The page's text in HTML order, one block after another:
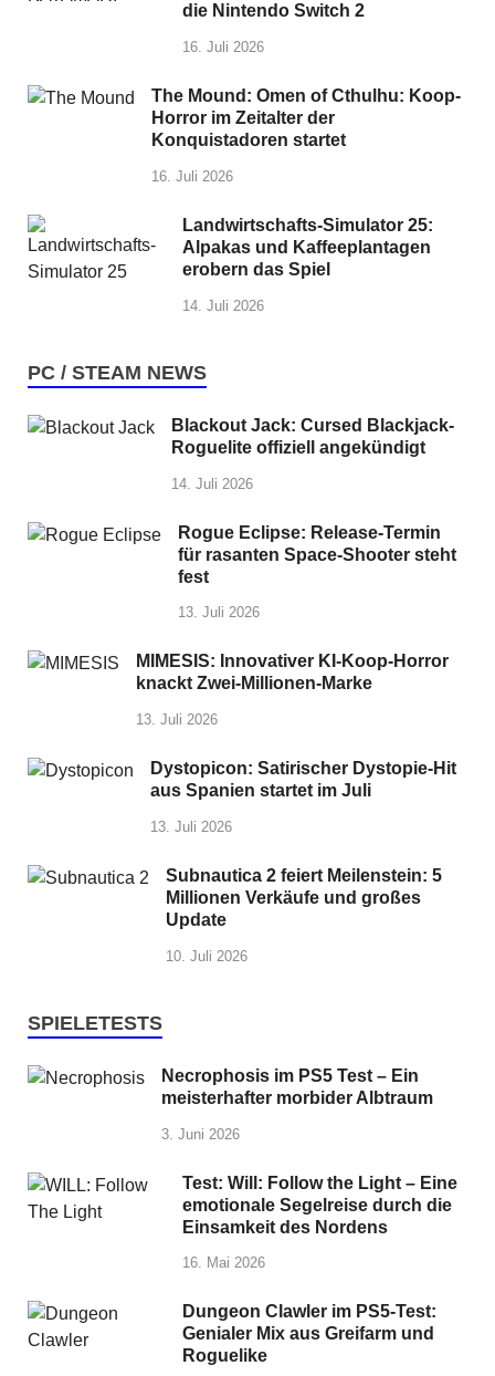
die Nintendo Switch 2
16. Juli 2026
The Mound: Omen of Cthulhu: Koop-
Horror im Zeitalter der
Konquistadoren startet
16. Juli 2026
Landwirtschafts-Simulator 25:
Alpakas und Kaffeeplantagen
erobern das Spiel
14. Juli 2026
PC / STEAM NEWS
Blackout Jack: Cursed Blackjack-
Roguelite offiziell angekündigt
14. Juli 2026
Rogue Eclipse: Release-Termin
für rasanten Space-Shooter steht
fest
13. Juli 2026
MIMESIS: Innovativer KI-Koop-Horror
knackt Zwei-Millionen-Marke
13. Juli 2026
Dystopicon: Satirischer Dystopie-Hit
aus Spanien startet im Juli
13. Juli 2026
Subnautica 2 feiert Meilenstein: 5
Millionen Verkäufe und großes
Update
10. Juli 2026
SPIELETESTS
Necrophosis im PS5 Test – Ein
meisterhafter morbider Albtraum
3. Juni 2026
Test: Will: Follow the Light – Eine
emotionale Segelreise durch die
Einsamkeit des Nordens
16. Mai 2026
Dungeon Clawler im PS5-Test:
Genialer Mix aus Greifarm und
Roguelike